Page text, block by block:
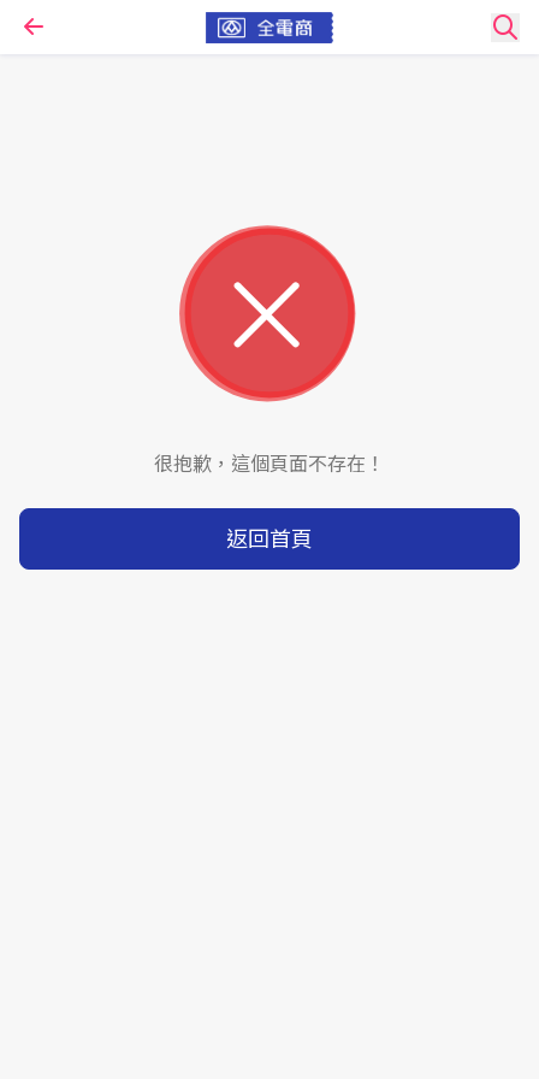
很抱歉，這個頁面不存在！
返回首頁